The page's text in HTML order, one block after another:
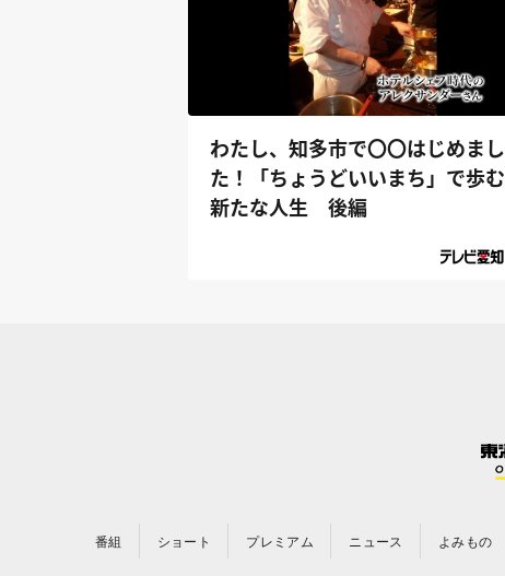
わたし、知多市で〇〇はじめまし
た！「ちょうどいいまち」で歩む
新たな人生 後編
番組 ショート プレミアム ニュース よみもの